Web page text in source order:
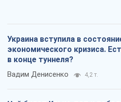
Украина вступила в
экономического кризиса.
в конце туннеля?
Вадим Денисенко 4,2 т.